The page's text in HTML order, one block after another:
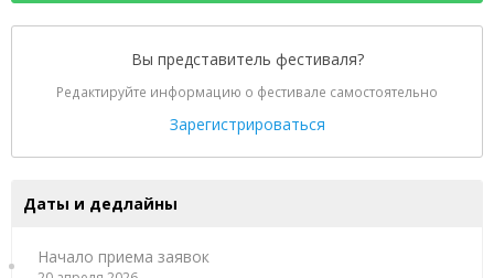
Вы представитель фестиваля?
Редактируйте информацию о фестивале самостоятельно
Зарегистрироваться
Даты и дедлайны
Начало приема заявок